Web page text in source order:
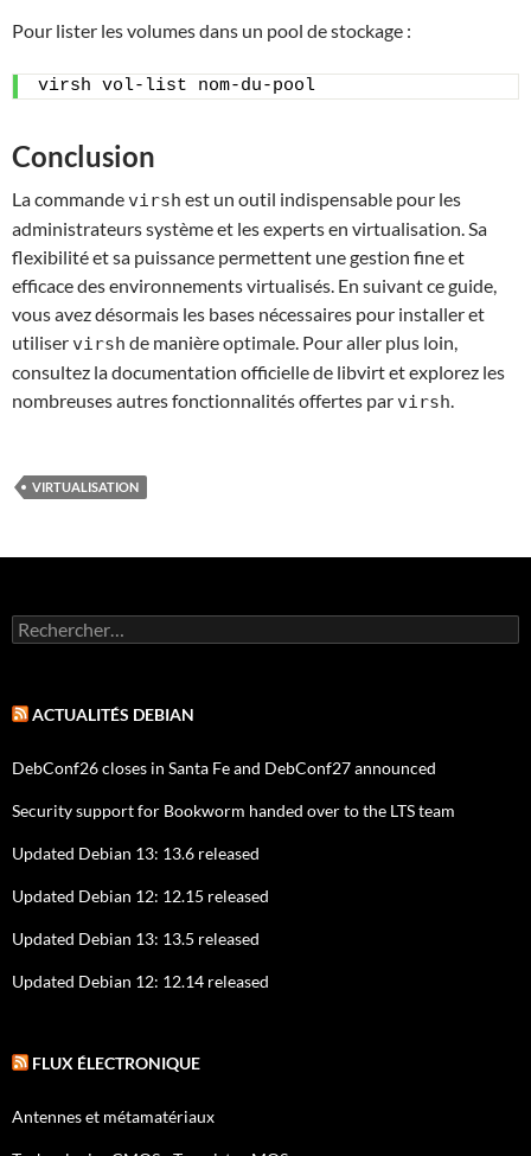
Pour lister les volumes dans un pool de stockage :
virsh vol-list nom-du-pool
Conclusion
La commande virsh est un outil indispensable pour les
administrateurs système et les experts en virtualisation. Sa
flexibilité et sa puissance permettent une gestion fine et
efficace des environnements virtualisés. En suivant ce guide,
vous avez désormais les bases nécessaires pour installer et
utiliser virsh de manière optimale. Pour aller plus loin,
consultez la documentation officielle de libvirt et explorez les
nombreuses autres fonctionnalités offertes par virsh
VIRTUALISATION
Rechercher :
ACTUALITÉS DEBIAN
DebConf26 closes in Santa Fe and DebConf27 announced
Security support for Bookworm handed over to the LTS team
Updated Debian 13: 13.6 released
Updated Debian 12: 12.15 released
Updated Debian 13: 13.5 released
Updated Debian 12: 12.14 released
FLUX ÉLECTRONIQUE
Antennes et métamatériaux